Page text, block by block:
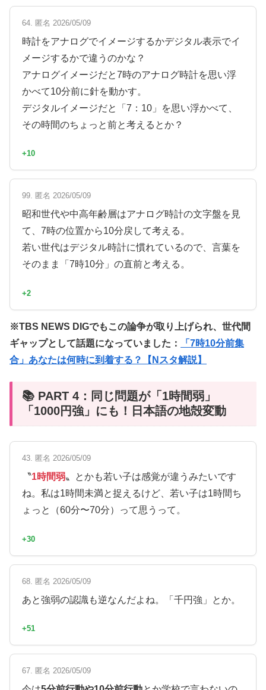
64. 匿名 2026/05/09
時計をアナログでイメージするかデジタル表示でイ
メージするかで違うのかな？
アナログイメージだと7時のアナログ時計を思い浮
かべて10分前に針を動かす。
デジタルイメージだと「7：10」を思い浮かべて、
その時間のちょっと前と考えるとか？
+10
99. 匿名 2026/05/09
昭和世代や中高年齢層はアナログ時計の文字盤を見
て、7時の位置から10分戻して考える。
若い世代はデジタル時計に慣れているので、言葉を
そのまま「7時10分」の直前と考える。
+2
※TBS NEWS DIGでもこの論争が取り上げられ、世代間
ギャップとして話題になっていました：
「7時10分前集
合」あなたは何時に到着する？【Nスタ解説】
📚 PART 4：同じ問題が「1時間弱」
「1000円強」にも！日本語の地殻変動
43. 匿名 2026/05/09
〝1時間弱〟とかも若い子は感覚が違うみたいです
ね。私は1時間未満と捉えるけど、若い子は1時間ち
ょっと（60分〜70分）って思うって。
+30
68. 匿名 2026/05/09
あと強弱の認識も逆なんだよね。「千円強」とか。
+51
67. 匿名 2026/05/09